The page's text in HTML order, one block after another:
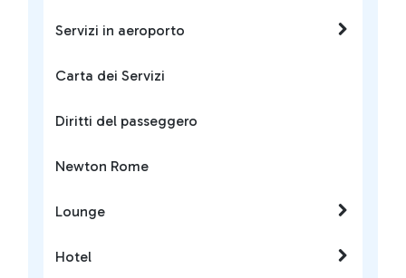
Servizi in aeroporto
Carta dei Servizi
Diritti del passeggero
Newton Rome
Lounge
Hotel